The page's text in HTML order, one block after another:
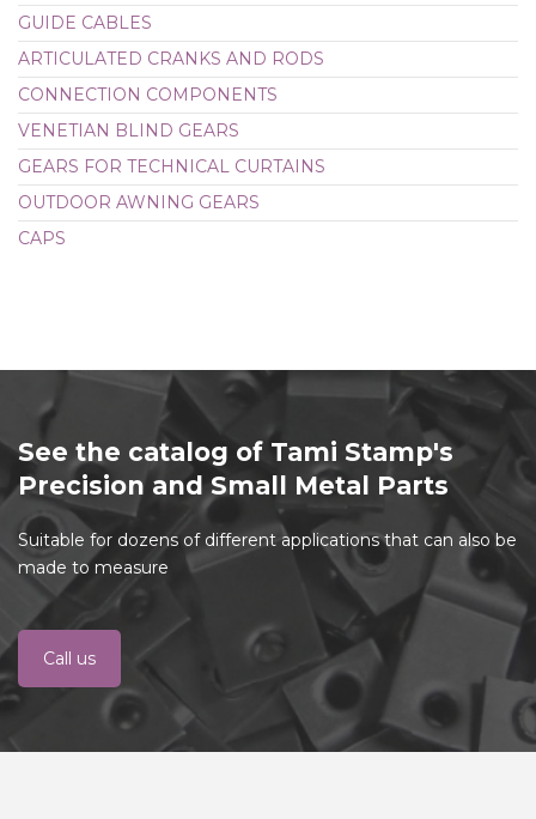
GUIDE CABLES
ARTICULATED CRANKS AND RODS
CONNECTION COMPONENTS
VENETIAN BLIND GEARS
GEARS FOR TECHNICAL CURTAINS
OUTDOOR AWNING GEARS
CAPS
See the catalog of Tami Stamp's
Precision and Small Metal Parts
Suitable for dozens of different applications that can also be
made to measure
Call us